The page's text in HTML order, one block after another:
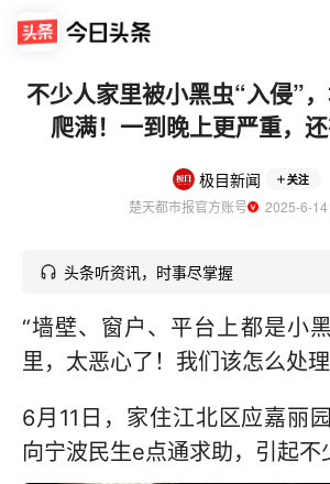
不少人家里被小黑虫“入侵”
爬满！一到晚上更严重，
极目新闻 关注
楚天都市报官方账号
2025-6-
头条听资讯，时事尽掌握
“墙壁、窗户、平台上都是小
里，太恶心了！我们该怎么处理
6月11日，家住江北区应嘉丽
向宁波民生e点通求助，引起不